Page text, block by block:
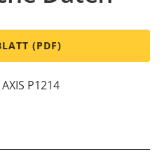
(PDF)
P1214